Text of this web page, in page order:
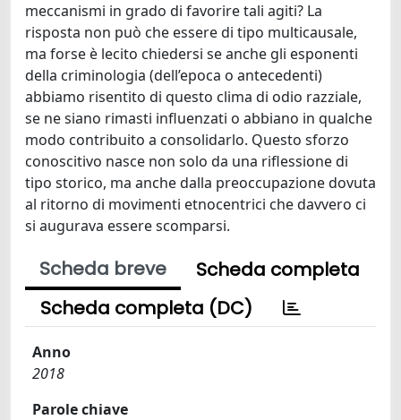
meccanismi in grado di favorire tali agiti? La
risposta non può che essere di tipo multicausale,
ma forse è lecito chiedersi se anche gli esponenti
della criminologia (dell’epoca o antecedenti)
abbiamo risentito di questo clima di odio razziale,
se ne siano rimasti influenzati o abbiano in qualche
modo contribuito a consolidarlo. Questo sforzo
conoscitivo nasce non solo da una riflessione di
tipo storico, ma anche dalla preoccupazione dovuta
al ritorno di movimenti etnocentrici che davvero ci
si augurava essere scomparsi.
Scheda breve
Scheda completa
Scheda completa (DC)
Anno
2018
Parole chiave